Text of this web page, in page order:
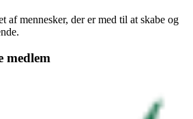
af mennesker, der er med til at skabe og
medlem